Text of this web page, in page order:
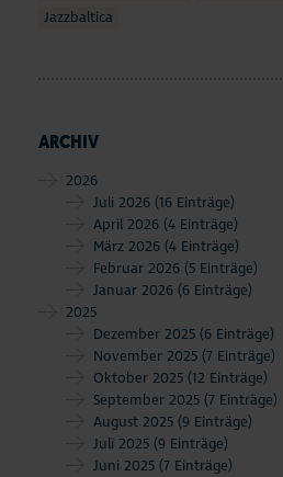
Jazzbaltica
ARCHIV
2026
Juli 2026 (16 Einträge)
April 2026 (4 Einträge)
März 2026 (4 Einträge)
Februar 2026 (5 Einträge)
Januar 2026 (6 Einträge)
2025
Dezember 2025 (6 Einträge)
November 2025 (7 Einträge)
Oktober 2025 (12 Einträge)
September 2025 (7 Einträge)
August 2025 (9 Einträge)
Juli 2025 (9 Einträge)
Juni 2025 (7 Einträge)